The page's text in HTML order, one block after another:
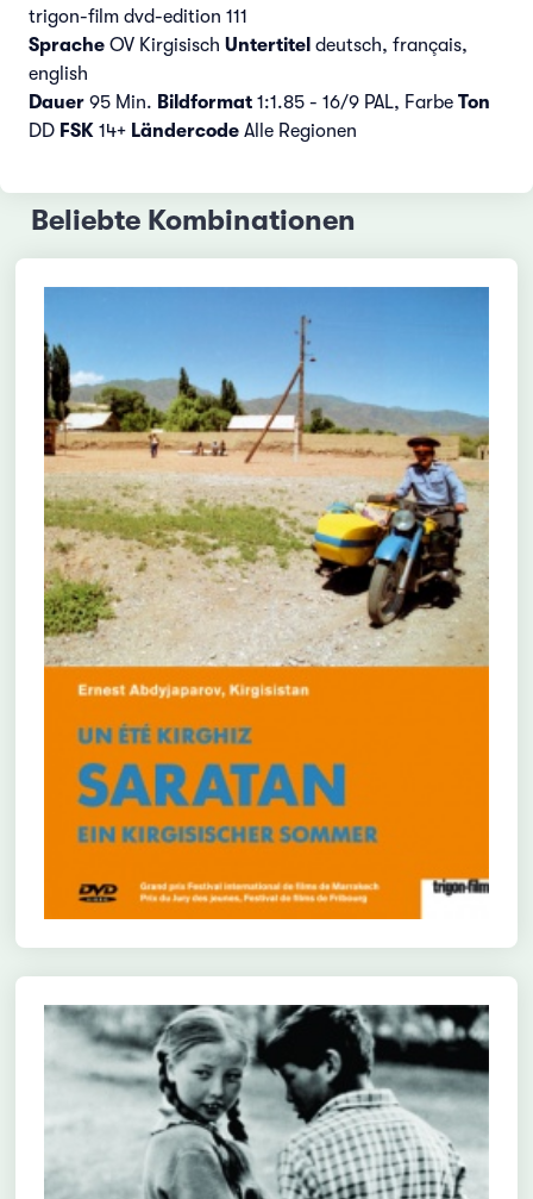
trigon-film dvd-edition 111
Sprache OV Kirgisisch Untertitel deutsch, français,
english
Dauer 95 Min. Bildformat 1:1.85 - 16/9 PAL, Farbe Ton
DD FSK 14+ Ländercode Alle Regionen
Beliebte Kombinationen